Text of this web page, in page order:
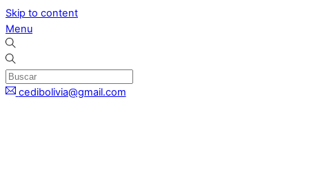
Skip to content
Menu
cedibolivia@gmail.com